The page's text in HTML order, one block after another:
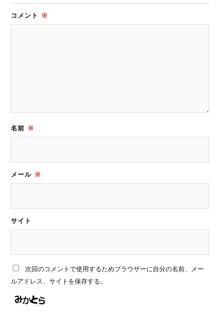
コメント ※
名前 ※
メール ※
サイト
次回のコメントで使用するためブラウザーに自分の名前、メー
ルアドレス、サイトを保存する。